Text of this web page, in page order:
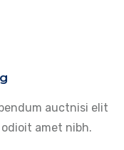
auctnisi elit
amet nibh.